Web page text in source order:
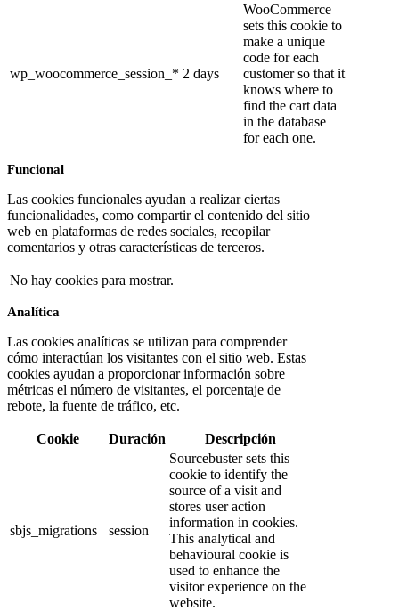
wp_woocommerce_session_* 2 days
WooCommerce
sets this cookie to
make a unique
code for each
customer so that it
knows where to
find the cart data
in the database
for each one.
Funcional
Las cookies funcionales ayudan a realizar ciertas
funcionalidades, como compartir el contenido del sitio
web en plataformas de redes sociales, recopilar
comentarios y otras características de terceros.
No hay cookies para mostrar.
Analítica
Las cookies analíticas se utilizan para comprender
cómo interactúan los visitantes con el sitio web. Estas
cookies ayudan a proporcionar información sobre
métricas el número de visitantes, el porcentaje de
rebote, la fuente de tráfico, etc.
Cookie Duración Descripción
sbjs_migrations session
Sourcebuster sets this
cookie to identify the
source of a visit and
stores user action
information in cookies.
This analytical and
behavioural cookie is
used to enhance the
visitor experience on the
website.